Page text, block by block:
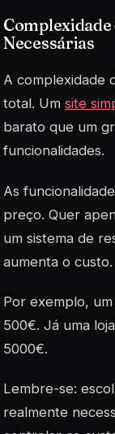
Necessárias
A complexidade
total. Um site
barato que um
funcionalidades.
As
preço. Quer
um sistema de
aumenta o custo.
Por exemplo,
500€. Já uma
5000€.
Lembre-se:
realmente